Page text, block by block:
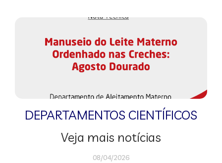
DEPARTAMENTOS CIENTÍFICOS
Veja mais notícias
08/04/2026